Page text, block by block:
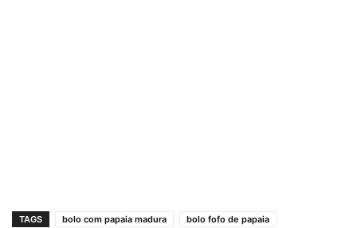
TAGS bolo com papaia madura
bolo fofo de papaia